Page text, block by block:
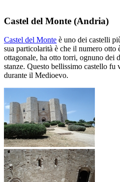
Castel del Monte (Andria)
Castel del Monte è uno dei castelli
sua particolarità è che il numero otto
ottagonale, ha otto torri, ognuno dei
stanze. Questo bellissimo castello
durante il Medioevo.